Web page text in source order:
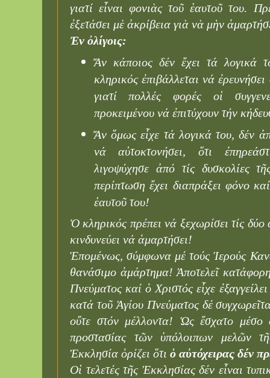
γιατί εἶναι φονιὰς τοῦ ἑαυτοῦ του.
ἐξετάσει μὲ ἀκρίβεια γιὰ νὰ μὴν
Ἐν ὀλίγοις:
Ἄν κάποιος δέν ἔχει τά λογικά
κληρικός ἐπιβάλλεται νά
γιατί πολλές φορές οἱ
προκειμένου νά ἐπιτύχουν τήν
Ἄν ὅμως εἶχε τά λογικά του, δέν
νά αὐτοκτονήσει, ὅτι
λιγοψύχησε ἀπό τίς δυσκολίες
περίπτωση ἔχει διαπράξει φόνο
ἑαυτοῦ του!
Ὁ κληρικός πρέπει νά ξεχωρίσει τίς δύο
κινδυνεύει νά ἁμαρτήσει!
Ἑπομένως, σύμφωνα μέ τούς Ἱερούς
θανάσιμο ἁμάρτημα! Ἀποτελεῖ
Πνεύματος καί ὁ Χριστός εἶχε
κατά τοῦ Ἁγίου Πνεύματος δέ
οὔτε στόν μέλλοντα! Ὡς ἔσχατο
προστασίας τῶν ὑπόλοιπων μελῶν
Ἐκκλησία ὁρίζει ὅτι ὁ αὐτόχειρας δέν
Οἱ τελετές τῆς Ἐκκλησίας δέν εἶναι